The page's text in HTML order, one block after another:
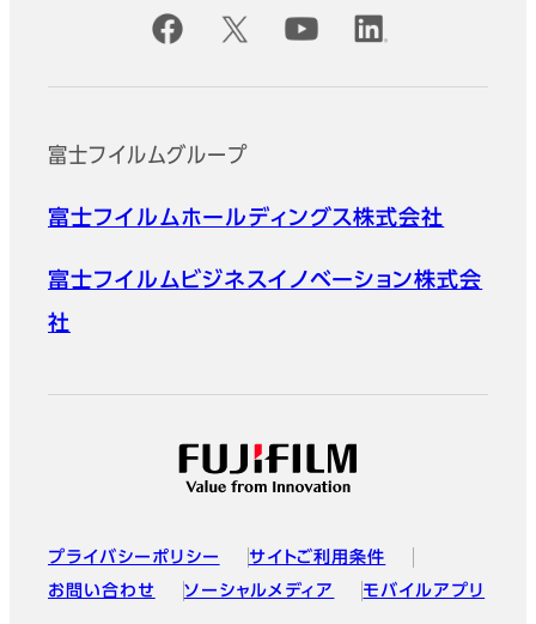
公式SNSアカウント
富士フイルムグループ
富士フイルムホールディングス株式会社
富士フイルムビジネスイノベーション株式会
社
プライバシーポリシー
サイトご利用条件
お問い合わせ
ソーシャルメディア モバイルアプリ